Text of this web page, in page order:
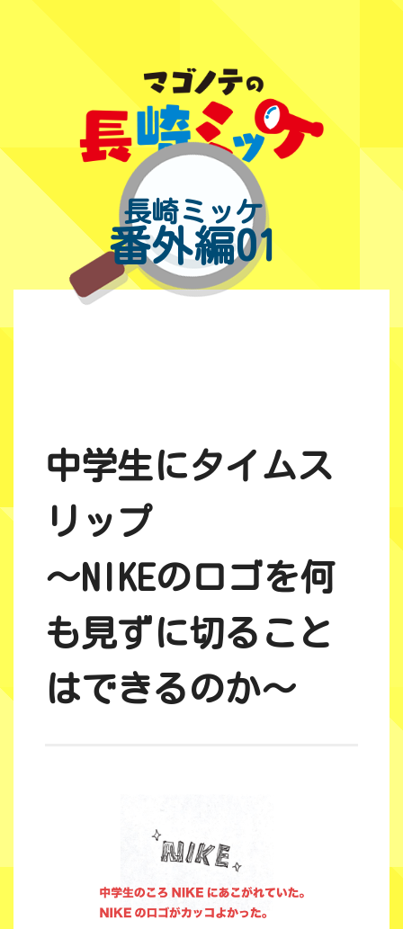
長崎ミッケ
番外編01
中学生にタイムス
リップ
〜NIKEのロゴを何
も見ずに切ること
はできるのか〜